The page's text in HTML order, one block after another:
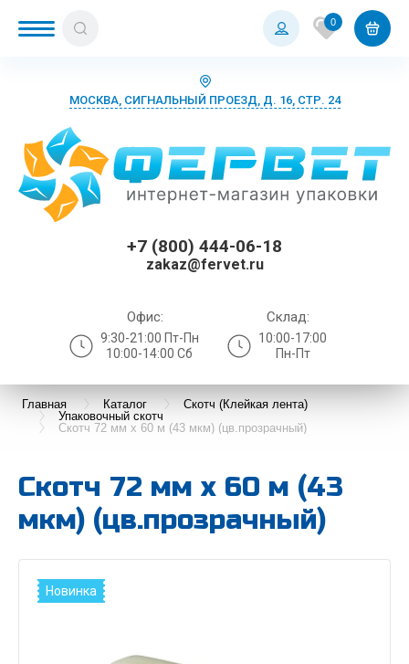
0
МОСКВА, СИГНАЛЬНЫЙ ПРОЕЗД, Д. 16, СТР. 24
+7 (800) 444-06-18
zakaz@fervet.ru
Офис:
9:30-21:00 Пт-Пн
10:00-14:00 Сб
Склад:
10:00-17:00
Пн-Пт
Главная Каталог
Скотч (Клейкая лента)
Упаковочный скотч
Скотч 72 мм x 60 м (43 мкм) (цв.прозрачный)
Скотч 72 мм x 60 м (43
мкм) (цв.прозрачный)
Новинка